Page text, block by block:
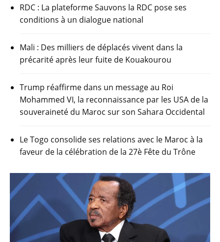
RDC : La plateforme Sauvons la RDC pose ses
conditions à un dialogue national
Mali : Des milliers de déplacés vivent dans la
précarité après leur fuite de Kouakourou
Trump réaffirme dans un message au Roi
Mohammed VI, la reconnaissance par les USA de la
souveraineté du Maroc sur son Sahara Occidental
Le Togo consolide ses relations avec le Maroc à la
faveur de la célébration de la 27è Fête du Trône